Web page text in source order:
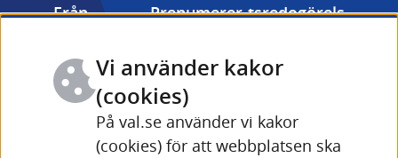
Från
+46 (0) 10-57
57 000
kontaktuppg
Prenumerer
nyhetsbrev
Valmyndigh
etens
bildarkivLänk till annan
tsredogörels
Kakor
Vi använder kakor
(cookies)
På val.se använder vi kakor
(cookies) för att webbplatsen ska